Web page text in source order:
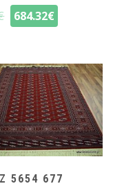
684.32€
5654 677